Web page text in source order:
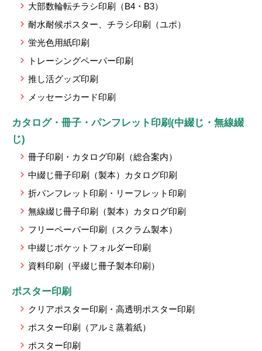
大部数輪転チラシ印刷（B4・B3）
耐水耐候ポスター、チラシ印刷（ユポ）
蛍光色用紙印刷
トレーシングペーパー印刷
推し活グッズ印刷
メッセージカード印刷
カタログ・冊子・パンフレット印刷(中綴じ・無線綴
じ)
冊子印刷・カタログ印刷（総合案内）
中綴じ冊子印刷（製本）カタログ印刷
折パンフレット印刷・リーフレット印刷
無線綴じ冊子印刷（製本）カタログ印刷
フリーペーパー印刷（スクラム製本）
中綴じポケットフォルダー印刷
資料印刷（平綴じ冊子製本印刷）
ポスター印刷
クリアポスター印刷・高透明ポスター印刷
ポスター印刷（アルミ蒸着紙）
ポスター印刷